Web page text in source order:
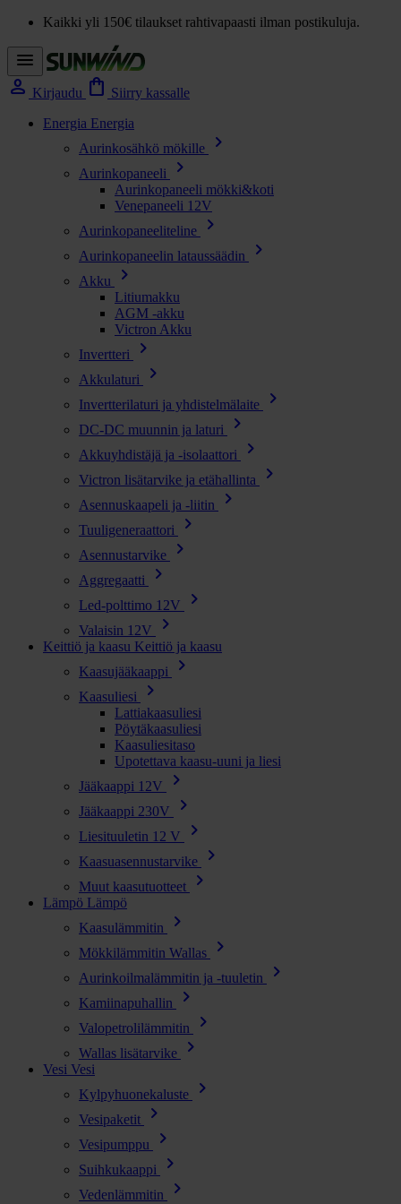
Kaikki yli 150€ tilaukset rahtivapaasti ilman postikuluja.
menu
person Kirjaudu shopping_bag Siirry kassalle
Energia Energia
Aurinkosähkö mökille
chevron_right
Aurinkopaneeli chevron_right
Aurinkopaneeli mökki&koti
Venepaneeli 12V
Aurinkopaneeliteline
chevron_right
Aurinkopaneelin lataussäädin chevron_right
Akku chevron_right
Litiumakku
AGM -akku
Victron Akku
Invertteri
chevron_right
Akkulaturi chevron_right
Invertterilaturi ja yhdistelmälaite chevron_right
DC-DC muunnin ja laturi chevron_right
Akkuyhdistäjä ja -isolaattori chevron_right
Victron lisätarvike ja etähallinta chevron_right
Asennuskaapeli ja -liitin chevron_right
Tuuligeneraattori chevron_right
Asennustarvike chevron_right
Aggregaatti chevron_right
Led-polttimo 12V chevron_right
Valaisin 12V chevron_right
Keittiö ja kaasu Keittiö ja kaasu
Kaasujääkaappi
chevron_right
Kaasuliesi chevron_right
Lattiakaasuliesi
Pöytäkaasuliesi
Kaasuliesitaso
Upotettava kaasu-uuni ja liesi
Jääkaappi 12V
chevron_right
Jääkaappi 230V chevron_right
Liesituuletin 12 V chevron_right
Kaasuasennustarvike chevron_right
Muut kaasutuotteet chevron_right
Lämpö Lämpö
Kaasulämmitin
chevron_right
Mökkilämmitin Wallas chevron_right
Aurinkoilmalämmitin ja -tuuletin chevron_right
Kamiinapuhallin chevron_right
Valopetrolilämmitin chevron_right
Wallas lisätarvike chevron_right
Vesi Vesi
Kylpyhuonekaluste
chevron_right
Vesipaketit chevron_right
Vesipumppu chevron_right
Suihkukaappi chevron_right
Vedenlämmitin chevron_right